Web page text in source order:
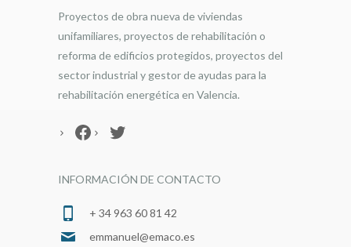
Proyectos de obra nueva de viviendas
unifamiliares, proyectos de rehabilitación o
reforma de edificios protegidos, proyectos del
sector industrial y gestor de ayudas para la
rehabilitación energética en Valencia.
Facebook
Twitter
INFORMACIÓN DE CONTACTO
+ 34 963 60 81 42
emmanuel@emaco.es